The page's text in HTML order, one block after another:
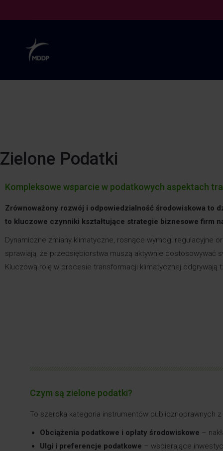
Zielone Podatki
Kompleksowe wsparcie w podatkowych aspektach
Zrównoważony rozwój i odpowiedzialność środowiskowa to
to kluczowe czynniki kształtujące strategie biznesowe firm
Dynamiczne zmiany klimatyczne, rosnące wymogi regulacyjne
sprawiają, że przedsiębiorstwa muszą aktywnie dostosowywać
Kluczową rolę w procesie transformacji klimatycznej odgrywają
Czym są zielone podatki?
To szeroka kategoria instrumentów publicznoprawnych
Obciążenia podatkowe i opłaty środowiskowe –
Ulgi i preferencje podatkowe – wspierające